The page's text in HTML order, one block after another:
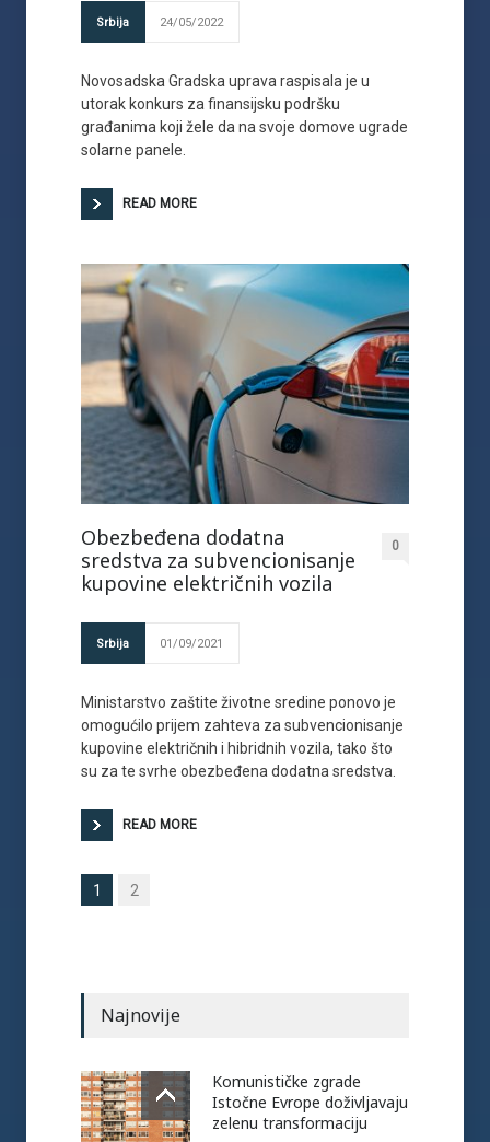
Srbija 24/05/2022
Novosadska Gradska uprava raspisala je u
utorak konkurs za finansijsku podršku
građanima koji žele da na svoje domove ugrade
solarne panele.
READ MORE
Obezbeđena dodatna
sredstva za subvencionisanje
kupovine električnih vozila
0
Srbija 01/09/2021
Ministarstvo zaštite životne sredine ponovo je
omogućilo prijem zahteva za subvencionisanje
kupovine električnih i hibridnih vozila, tako što
su za te svrhe obezbeđena dodatna sredstva.
READ MORE
1 2
Najnovije
Komunističke zgrade
Istočne Evrope doživljavaju
zelenu transformaciju